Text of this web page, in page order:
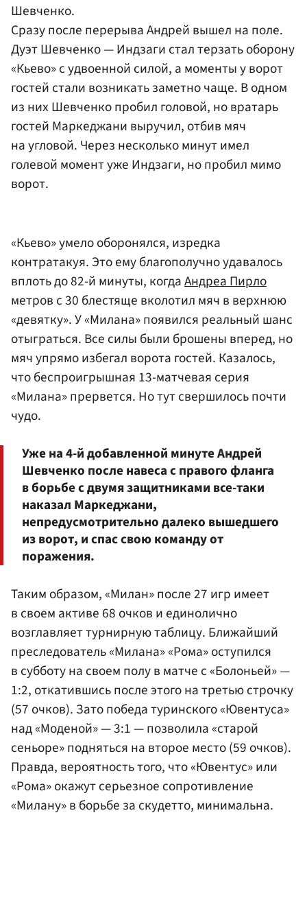
Шевченко.
Сразу после перерыва Андрей вышел на поле.
Дуэт Шевченко — Индзаги стал терзать оборону
«Кьево» с удвоенной силой, а моменты у ворот
гостей стали возникать заметно чаще. В одном
из них Шевченко пробил головой, но вратарь
гостей Маркеджани выручил, отбив мяч
на угловой. Через несколько минут имел
голевой момент уже Индзаги, но пробил мимо
ворот.
«Кьево» умело оборонялся, изредка
контратакуя. Это ему благополучно удавалось
вплоть до 82-й минуты, когдаАндреа Пирло
метров с 30 блестяще вколотил мяч в верхнюю
«девятку». У «Милана» появился реальный шанс
отыграться. Все силы были брошены вперед, но
мяч упрямо избегал ворота гостей. Казалось,
что беспроигрышная 13-матчевая серия
«Милана» прервется. Но тут свершилось почти
чудо.
Уже на 4-й добавленной минуте Андрей
Шевченко после навеса с правого фланга
в борьбе с двумя защитниками все-таки
наказал Маркеджани,
непредусмотрительно далеко вышедшего
из ворот, и спас свою команду от
поражения.
Таким образом, «Милан» после 27 игр имеет
в своем активе 68 очков и единолично
возглавляет турнирную таблицу. Ближайший
преследователь «Милана» «Рома» оступился
в субботу на своем полу в матче с «Болоньей» —
1:2, откатившись после этого на третью строчку
(57 очков). Зато победа туринского «Ювентуса»
над «Моденой» — 3:1 — позволила «старой
сеньоре» подняться на второе место (59 очков).
Правда, вероятность того, что «Ювентус» или
«Рома» окажут серьезное сопротивление
«Милану» в борьбе за скудетто, минимальна.